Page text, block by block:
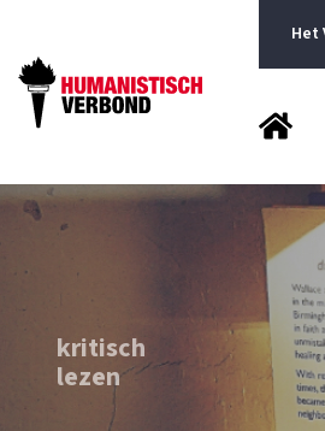
Het
kritisch
lezen